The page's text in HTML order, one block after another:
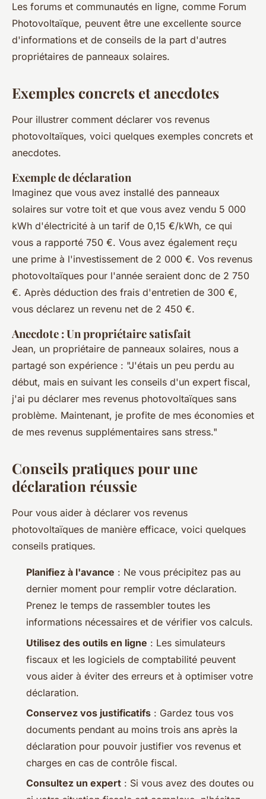
Les forums et communautés en ligne, comme Forum
Photovoltaïque, peuvent être une excellente source
d'informations et de conseils de la part d'autres
propriétaires de panneaux solaires.
Exemples concrets et anecdotes
Pour illustrer comment déclarer vos revenus
photovoltaïques, voici quelques exemples concrets et
anecdotes.
Exemple de déclaration
Imaginez que vous avez installé des panneaux
solaires sur votre toit et que vous avez vendu 5 000
kWh d'électricité à un tarif de 0,15 €/kWh, ce qui
vous a rapporté 750 €. Vous avez également reçu
une prime à l'investissement de 2 000 €. Vos revenus
photovoltaïques pour l'année seraient donc de 2 750
€. Après déduction des frais d'entretien de 300 €,
vous déclarez un revenu net de 2 450 €.
Anecdote : Un propriétaire satisfait
Jean, un propriétaire de panneaux solaires, nous a
partagé son expérience : "J'étais un peu perdu au
début, mais en suivant les conseils d'un expert fiscal,
j'ai pu déclarer mes revenus photovoltaïques sans
problème. Maintenant, je profite de mes économies et
de mes revenus supplémentaires sans stress."
Conseils pratiques pour une
déclaration réussie
Pour vous aider à déclarer vos revenus
photovoltaïques de manière efficace, voici quelques
conseils pratiques.
Planifiez à l'avance : Ne vous précipitez pas au
dernier moment pour remplir votre déclaration.
Prenez le temps de rassembler toutes les
informations nécessaires et de vérifier vos calculs.
Utilisez des outils en ligne : Les simulateurs
fiscaux et les logiciels de comptabilité peuvent
vous aider à éviter des erreurs et à optimiser votre
déclaration.
Conservez vos justificatifs : Gardez tous vos
documents pendant au moins trois ans après la
déclaration pour pouvoir justifier vos revenus et
charges en cas de contrôle fiscal.
Consultez un expert : Si vous avez des doutes ou